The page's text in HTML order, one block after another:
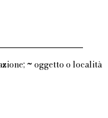
~ oggetto o località